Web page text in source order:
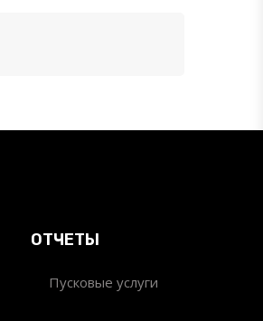
ОТЧЕТЫ
Пусковые услуги